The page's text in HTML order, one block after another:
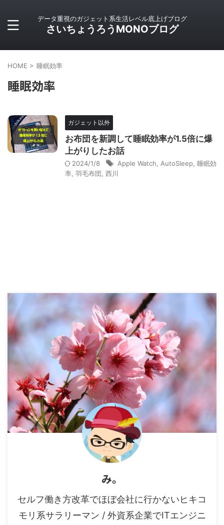
データ重視のガジェット系生活レベル底上げブログ
さいちょうろうMONOブログ
HOME > 睡眠効率
睡眠効率
ガジェット以外
お布団を新調して睡眠効率が1.5倍に爆
上がりしたお話
2024/1/8 Apple Watch AutoSleep 睡眠効
率 羽毛布団 西川
み。
セルフ働き方改革でほぼ会社に行かないヒキコ
モリ系サラリーマン / 外資系企業でITエンジニ